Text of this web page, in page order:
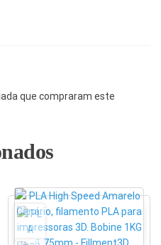
que compraram este